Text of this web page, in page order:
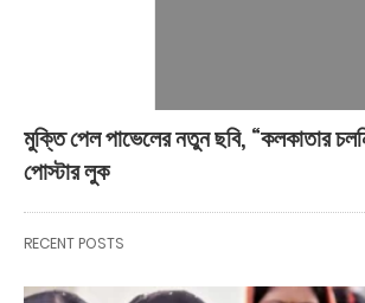
মুক্তি পেল পাভেলের নতুন ছবি, “কলকাতার
পোস্টার লুক
RECENT POSTS